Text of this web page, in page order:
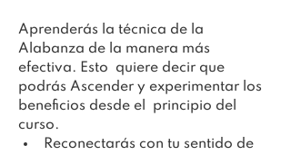
Aprenderás la técnica de la
Alabanza de la manera más
efectiva. Esto  quiere decir que
podrás Ascender y experimentar los
beneficios desde el  principio del
curso.
Reconectarás con tu sentido de